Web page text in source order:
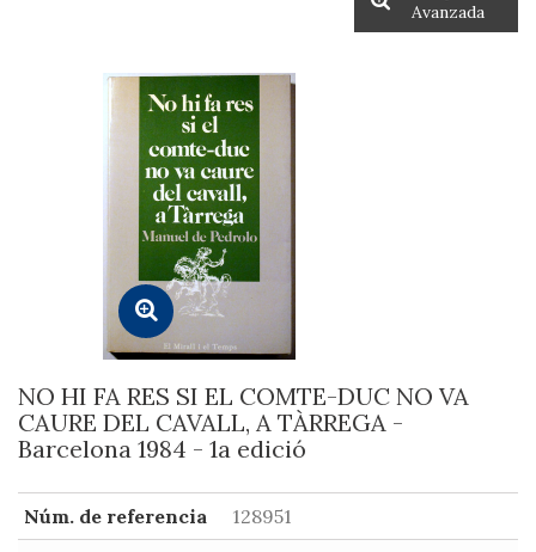
Avanzada
NO HI FA RES SI EL COMTE-DUC NO VA
CAURE DEL CAVALL, A TÀRREGA -
Barcelona 1984 - 1a edició
Núm. de referencia
128951